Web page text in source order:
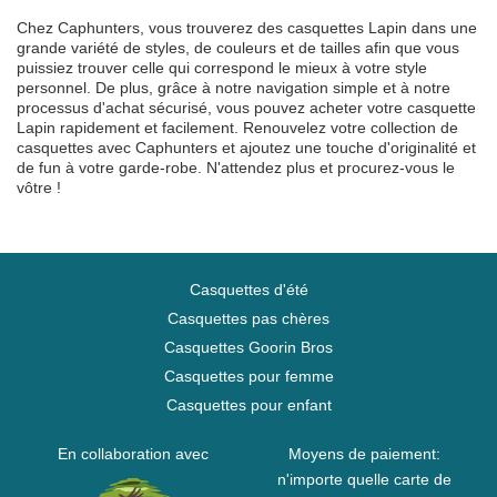
Chez Caphunters, vous trouverez des casquettes Lapin dans une
grande variété de styles, de couleurs et de tailles afin que vous
puissiez trouver celle qui correspond le mieux à votre style
personnel. De plus, grâce à notre navigation simple et à notre
processus d'achat sécurisé, vous pouvez acheter votre casquette
Lapin rapidement et facilement. Renouvelez votre collection de
casquettes avec Caphunters et ajoutez une touche d'originalité et
de fun à votre garde-robe. N'attendez plus et procurez-vous le
vôtre !
Casquettes d'été
Casquettes pas chères
Casquettes Goorin Bros
Casquettes pour femme
Casquettes pour enfant
En collaboration avec
Moyens de paiement:
n'importe quelle carte de